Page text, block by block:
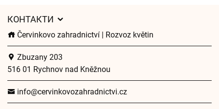
КОНТАКТИ
Červinkovo zahradnictví | Rozvoz květin
Zbuzany 203
516 01 Rychnov nad Kněžnou
info@cervinkovozahradnictvi.cz